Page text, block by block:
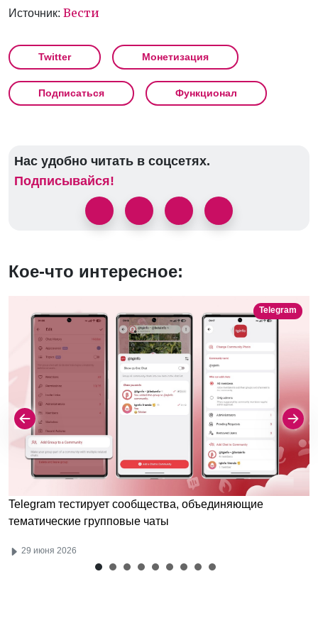
Источник: Вести
Twitter Монетизация
Подписаться Функционал
Нас удобно читать в соцсетях.
Подписывайся!
Кое-что интересное:
Telegram
Telegram тестирует сообщества, объединяющие
тематические групповые чаты
29 июня 2026